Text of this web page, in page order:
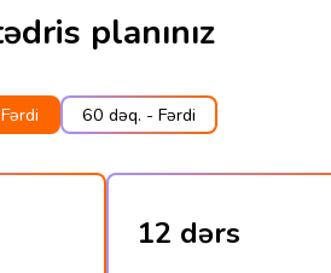
planınız
60 dəq. - Fərdi
12 dərs